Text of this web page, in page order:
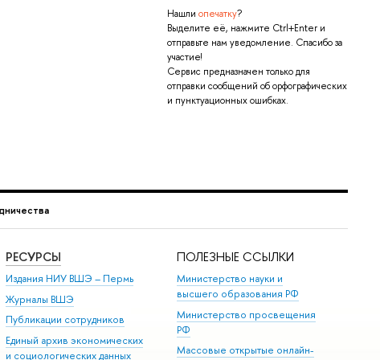
Нашли опечатку?
Выделите её, нажмите Ctrl+Enter и
отправьте нам уведомление. Спасибо за
участие!
Сервис предназначен только для
отправки сообщений об орфографических
и пунктуационных ошибках.
РЕСУРСЫ
Издания НИУ ВШЭ ­– Пермь
Журналы ВШЭ
Публикации сотрудников
Единый архив экономических
и социологических данных
ПОЛЕЗНЫЕ ССЫЛКИ
Министерство науки и
высшего образования РФ
Министерство просвещения
РФ
Массовые открытые онлайн-